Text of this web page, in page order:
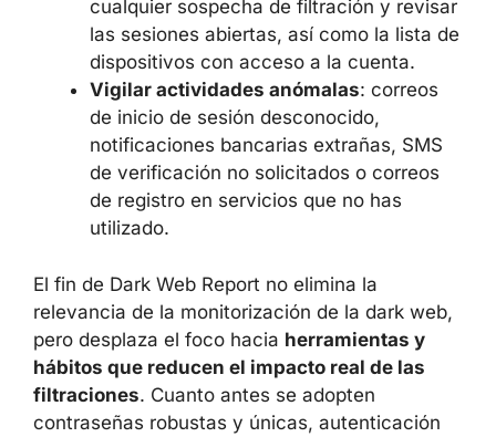
Google.
Cambiar contraseñasde inmediato
ante cualquier sospecha de filtración y
revisar las sesiones abiertas, así como
la lista de dispositivos con acceso a la
cuenta.
Vigilar actividades anómalas: correos
de inicio de sesión desconocido,
notificaciones bancarias extrañas, SMS
de registro en servicios que no has
utilizado.
El fin de Dark Web Report no elimina la
relevancia de la monitorización de la dark
web, pero desplaza el foco hacia